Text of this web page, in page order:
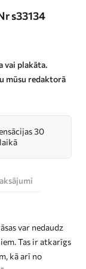
s33134
vai plakāta.
mūsu redaktorā
30
var nedaudz
Tas ir atkarīgs
kā arī no